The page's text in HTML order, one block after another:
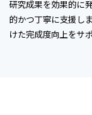
研究成果を効果的に
的かつ丁寧に支援し
けた完成度向上をサ